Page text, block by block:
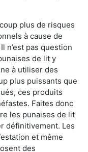
plus de risques
à cause de
n’est pas question
de lit y
à utiliser des
plus puissants que
ces produits
Faites donc
les punaises de lit
définitivement. Les
et même
des